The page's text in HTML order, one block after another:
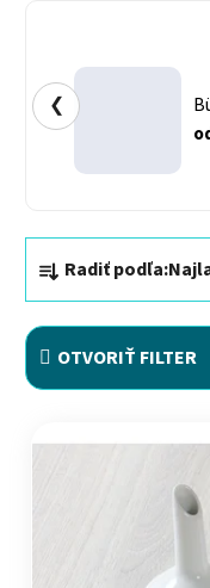
❮
Radiť podľa:
OTVORIŤ FILTER